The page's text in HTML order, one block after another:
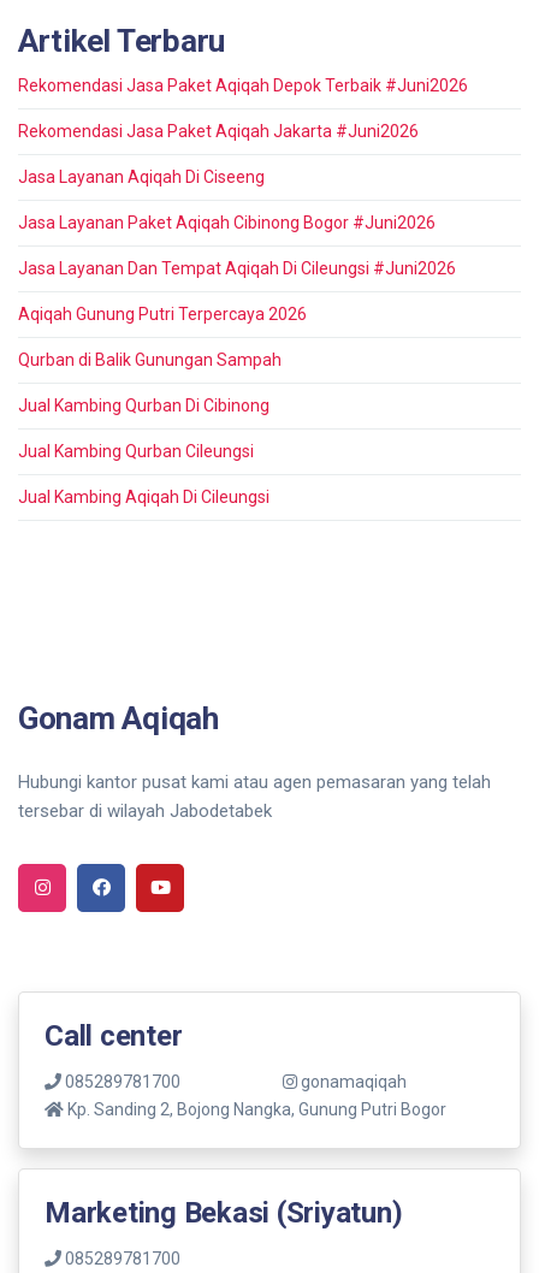
Artikel Terbaru
Rekomendasi Jasa Paket Aqiqah Depok Terbaik #Juni2026
Rekomendasi Jasa Paket Aqiqah Jakarta #Juni2026
Jasa Layanan Aqiqah Di Ciseeng
Jasa Layanan Paket Aqiqah Cibinong Bogor #Juni2026
Jasa Layanan Dan Tempat Aqiqah Di Cileungsi #Juni2026
Aqiqah Gunung Putri Terpercaya 2026
Qurban di Balik Gunungan Sampah
Jual Kambing Qurban Di Cibinong
Jual Kambing Qurban Cileungsi
Jual Kambing Aqiqah Di Cileungsi
Gonam Aqiqah
Hubungi kantor pusat kami atau agen pemasaran yang telah
tersebar di wilayah Jabodetabek
Call center
085289781700
gonamaqiqah
Kp. Sanding 2, Bojong Nangka, Gunung Putri Bogor
Marketing Bekasi (Sriyatun)
085289781700